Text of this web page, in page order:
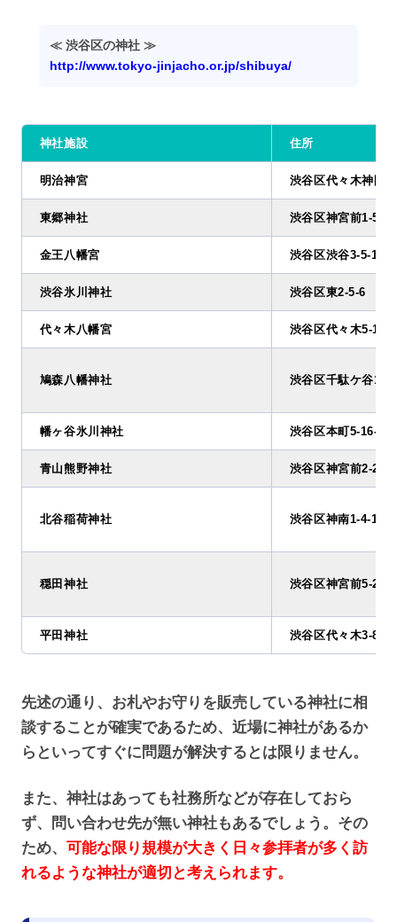
≪ 渋谷区の神社 ≫
http://www.tokyo-jinjacho.or.jp/shibuya/
神社施設 住所
明治神宮 渋谷区代々木神園
東郷神社 渋谷区神宮前1-5-3
金王八幡宮 渋谷区渋谷3-5-12
渋谷氷川神社 渋谷区東2-5-6
代々木八幡宮 渋谷区代々木5-1-1
鳩森八幡神社 渋谷区千駄ケ谷1-
幡ヶ谷氷川神社 渋谷区本町5-16-2
青山熊野神社 渋谷区神宮前2-2-22
北谷稲荷神社 渋谷区神南1-4-1
穏田神社 渋谷区神宮前5-26-6
平田神社 渋谷区代々木3-8-10
先述の通り、お札やお守りを販売している神社に相
談することが確実であるため、近場に神社があるか
らといってすぐに問題が解決するとは限りません。
また、神社はあっても社務所などが存在しておら
ず、問い合わせ先が無い神社もあるでしょう。その
ため、 可能な限り規模が大きく日々参拝者が多く訪
れるような神社が適切と考えられます。